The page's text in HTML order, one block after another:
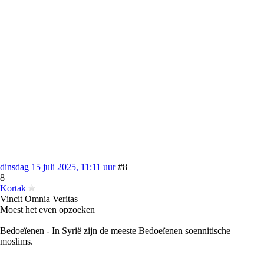
dinsdag 15 juli 2025, 11:11 uur #8
8
Kortak
Vincit Omnia Veritas
Moest het even opzoeken
Bedoeïenen - In Syrië zijn de meeste Bedoeïenen soennitische
moslims.